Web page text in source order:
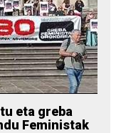
eta greba
Feministak